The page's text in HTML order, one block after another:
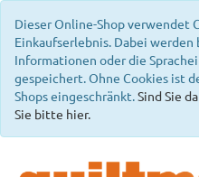
Dieser Online-Shop verwendet
Einkaufserlebnis. Dabei werden
Informationen oder die
gespeichert. Ohne Cookies ist
Shops eingeschränkt.Sind Sie
Sie bitte hier.